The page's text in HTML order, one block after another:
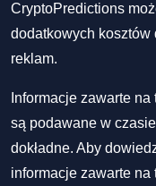
CryptoPredictions
dodatkowych kosztów
reklam.
Informacje zawarte
są podawane w
dokładne. Aby
informacje zawarte